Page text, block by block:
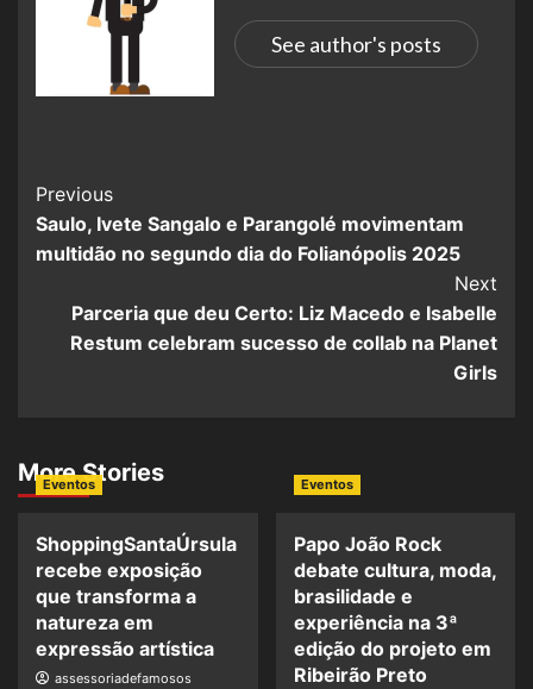
See author's posts
Previous
Saulo, Ivete Sangalo e Parangolé movimentam
multidão no segundo dia do Folianópolis 2025
Next
Parceria que deu Certo: Liz Macedo e Isabelle
Restum celebram sucesso de collab na Planet
Girls
More Stories
Eventos
ShoppingSantaÚrsula
recebe exposição
que transforma a
natureza em
expressão artística
assessoriadefamosos
Eventos
Papo João Rock
debate cultura, moda,
brasilidade e
experiência na 3ª
edição do projeto em
Ribeirão Preto